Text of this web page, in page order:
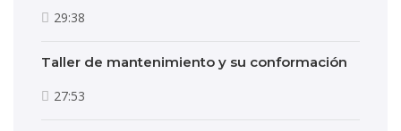
29:38
Taller de mantenimiento y su conformación
27:53